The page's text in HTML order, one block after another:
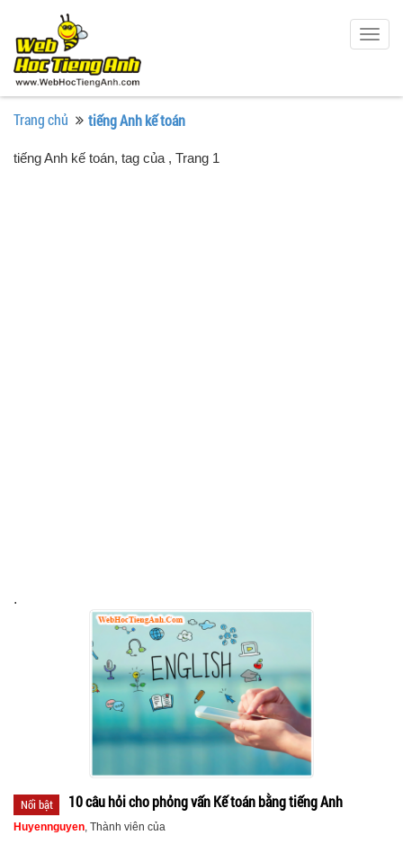
Trang chủ tiếng Anh kế toán
tiếng Anh kế toán, tag của , Trang 1
.
Nổi bật 10 câu hỏi cho phỏng vấn Kế toán bằng tiếng Anh
Huyennguyen , Thành viên của